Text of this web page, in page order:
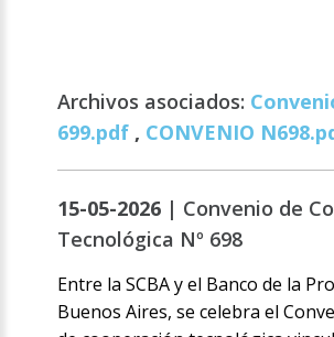
Archivos asociados:
699.pdf , CONVENIO
15-05-2026 | Convenio de
Tecnológica Nº 698
Entre la SCBA y el Banco de la
Buenos Aires, se celebra el